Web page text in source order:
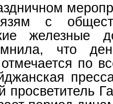
с
железные
что
по
просветитель